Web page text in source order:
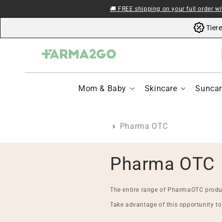
🚚 FREE shipping on your full order
Mom & Baby Skincare
Pharma OTC
C
o
l
Pharma OTC
The entire range of PharmaOTC
Take advantage of this opportunity